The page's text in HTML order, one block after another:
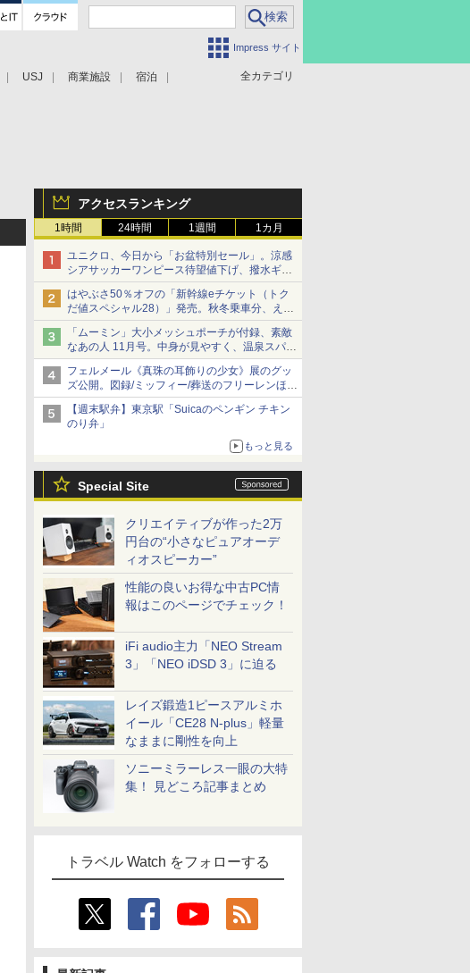
Impress サイト
全カテゴリ
USJ 商業施設 宿泊
アクセスランキング
1時間 24時間 1週間 1カ月
ユニクロ、今日から「お盆特別セール」。涼感
シアサッカーワンピース待望値下げ、撥水ギア
ショーツは1990円に
はやぶさ50％オフの「新幹線eチケット（トク
だ値スペシャル28）」発売。秋冬乗車分、えき
ねっと限定
「ムーミン」大小メッシュポーチが付録、素敵
なあの人 11月号。中身が見やすく、温泉スパに
も使える
フェルメール《真珠の耳飾りの少女》展のグッ
ズ公開。図録/ミッフィー/葬送のフリーレンほ
か、注目ブランドコラボが実現
【週末駅弁】東京駅「Suicaのペンギン チキン
のり弁」
もっと見る
Special Site
クリエイティブが作った2万
円台の“小さなピュアオーデ
ィオスピーカー”
性能の良いお得な中古PC情
報はこのページでチェック！
iFi audio主力「NEO Stream
3」「NEO iDSD 3」に迫る
レイズ鍛造1ピースアルミホ
イール「CE28 N-plus」軽量
なままに剛性を向上
ソニーミラーレス一眼の大特
集！ 見どころ記事まとめ
トラベル Watch をフォローする